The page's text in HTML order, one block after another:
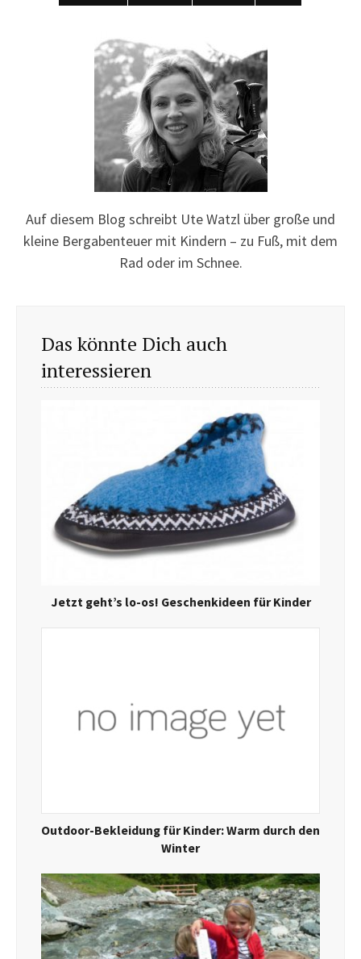
Auf diesem Blog schreibt Ute Watzl über große und
kleine Bergabenteuer mit Kindern – zu Fuß, mit dem
Rad oder im Schnee.
Das könnte Dich auch
interessieren
Jetzt geht’s lo-os! Geschenkideen für Kinder
Outdoor-Bekleidung für Kinder: Warm durch den
Winter